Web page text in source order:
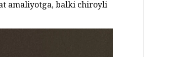
amaliyotga, balki chiroyli